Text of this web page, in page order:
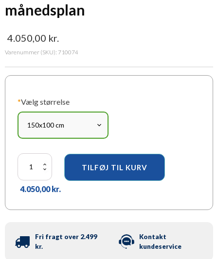
månedsplan
4.050,00 kr.
Varenummer (SKU): 710074
*Vælg størrelse
Årshjul
og
TILFØJ TIL KURV
4.050,00kr.
Fri fragt over 2.499
kr.
Kontakt
kundeservice